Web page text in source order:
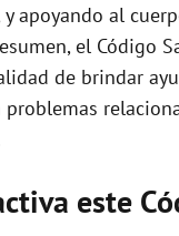
apoyando al
el Código
de brindar
problemas
este